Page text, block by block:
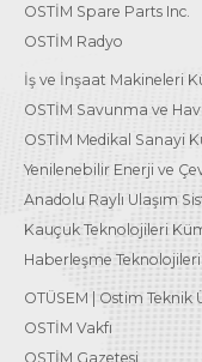
OSTİM Spare Parts Inc.
OSTİM Radyo
İş ve İnşaat Makineleri
OSTİM Savunma ve
OSTİM Medikal Sanayi
Yenilenebilir Enerji ve
Anadolu Raylı Ulaşım
Kauçuk Teknolojileri
Haberleşme
OTÜSEM | Ostim Teknik
OSTİM Vakfı
OSTİM Gazetesi